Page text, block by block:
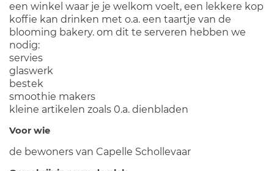
een winkel waar je je welkom voelt, een lekkere kop
koffie kan drinken met o.a. een taartje van de
blooming bakery. om dit te serveren hebben we
nodig:
servies
glaswerk
bestek
smoothie makers
kleine artikelen zoals 0.a. dienbladen
Voor wie
de bewoners van Capelle Schollevaar